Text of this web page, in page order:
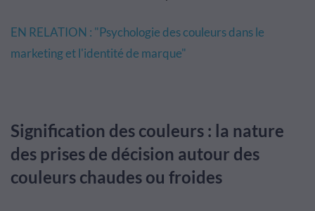
EN RELATION : "Psychologie des couleurs dans le
marketing et l'identité de marque"
Signification des couleurs : la nature
des prises de décision autour des
couleurs chaudes ou froides